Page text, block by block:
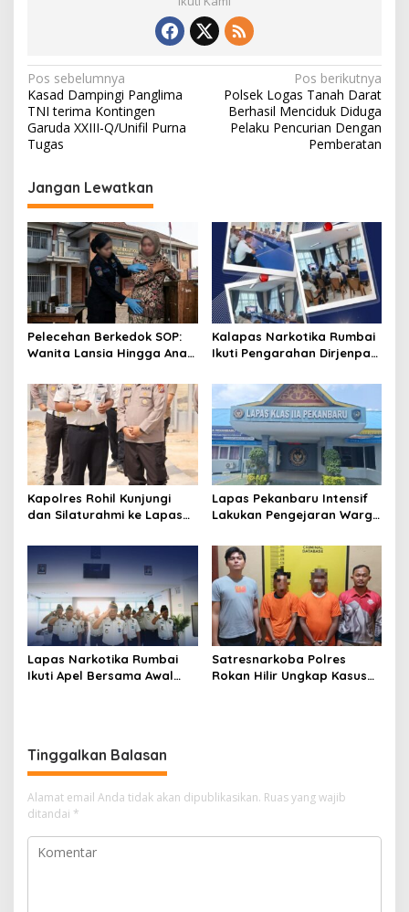
N
a
v
g
a
s
i
p
o
s
Pos sebelumnya
Kasad Dampingi Panglima
TNI terima Kontingen
Garuda XXIII-Q/Unifil Purna
Tugas
Pos berikutnya
Polsek Logas Tanah Darat
Berhasil Menciduk Diduga
Pelaku Pencurian Dengan
Pemberatan
Jangan Lewatkan
Pelecehan Berkedok SOP:
Wanita Lansia Hingga Anak
Andrianto Desak Segera
Copot Kalapas!
Kalapas Narkotika Rumbai
Ikuti Pengarahan Dirjenpas,
dan Persiapan Remisi 17
Agustus
Kapolres Rohil Kunjungi
dan Silaturahmi ke Lapas
Perkuat Sinergitas dan
Kolaborasi Antar instansi
Lapas Pekanbaru Intensif
Lakukan Pengejaran Warga
Libatkan Tim Gabungan
Lapas, Kanwil, dan
Kepolisian
Lapas Narkotika Rumbai
Ikuti Apel Bersama Awal
Satresnarkoba Polres
Rokan Hilir Ungkap Kasus
Tinggalkan Balasan
Alamat email Anda tidak akan dipublikasikan. Ruas yang wajib
ditandai *